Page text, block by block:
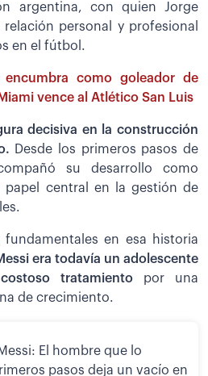
argentina, con quien Jorge
personal y profesional
en el fútbol.
encumbra como goleador de
vence al Atlético San Luis
decisiva en la construcción
Desde los primeros pasos de
su desarrollo como
central en la gestión de
en esa historia
era todavía un adolescente
tratamiento por una
de crecimiento.
El hombre que lo
pasos deja un vacío en